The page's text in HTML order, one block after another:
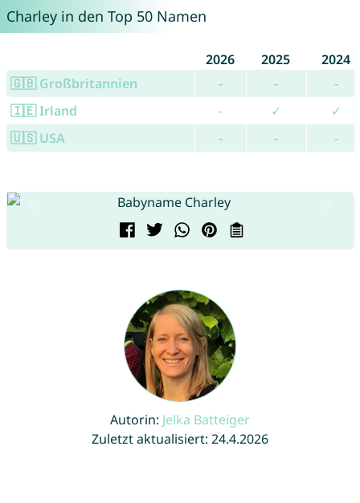
Charley in den Top 50 Namen
2026 2025
2024
🇬🇧 Großbritannien
- -
-
🇮🇪 Irland
- ✓
✓
🇺🇸 USA
- - -
Autorin: Jelka Batteiger
Zuletzt aktualisiert: 24.4.2026